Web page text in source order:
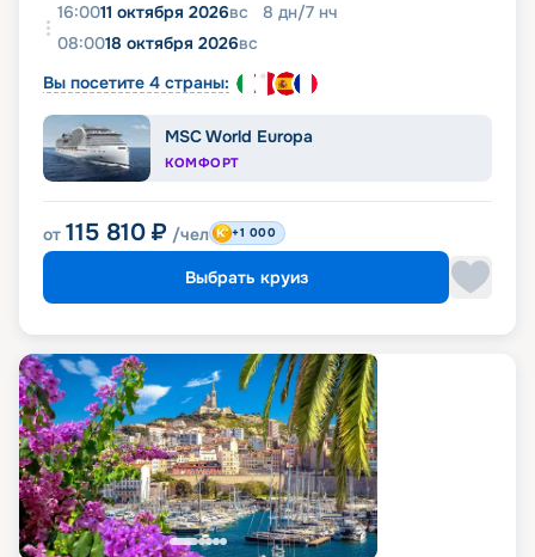
16:0011 октября 2026вс 8 дн/7 нч
08:0018 октября 2026вс
Вы посетите 4 страны:
MSC World Europa
КОМФОРТ
от 115 810 ₽ /чел +1 000
Выбрать круиз